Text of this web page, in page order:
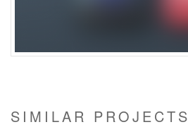
SIMILAR PROJECTS